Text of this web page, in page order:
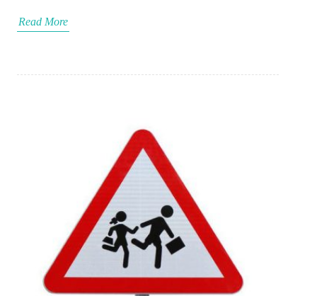
Read More